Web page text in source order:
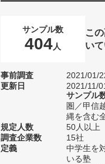
サンプル数
404人
こ
いて
事前調査
2021/01/
更新日
2021/11/
サンプル
圏／甲信
縄を含む
規定人数
50人以上
調査企業数
15社
定義
中学生を
いる塾